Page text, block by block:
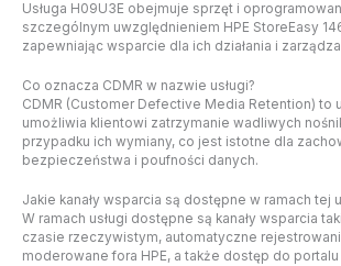
Usługa H09U3E obejmuje sprzęt i
szczególnym uwzględnieniem HPE StoreEasy
zapewniając wsparcie dla ich działania i
Co oznacza CDMR w nazwie usługi?
CDMR (Customer Defective Media Retention) to
umożliwia klientowi zatrzymanie wadliwych
przypadku ich wymiany, co jest istotne dla
bezpieczeństwa i poufności danych.
Jakie kanały wsparcia są dostępne w ramach tej
W ramach usługi dostępne są kanały wsparcia
czasie rzeczywistym, automatyczne
moderowane fora HPE, a także dostęp do